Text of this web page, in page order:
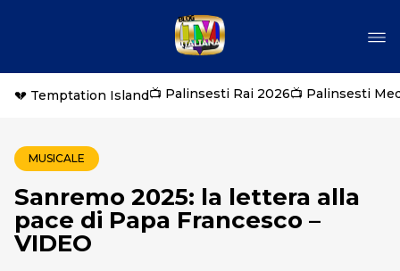
💔 Temptation Island📺 Palinsesti Rai 2026📺 Palinsesti
MUSICALE
Sanremo 2025: la lettera alla
pace di Papa Francesco –
VIDEO